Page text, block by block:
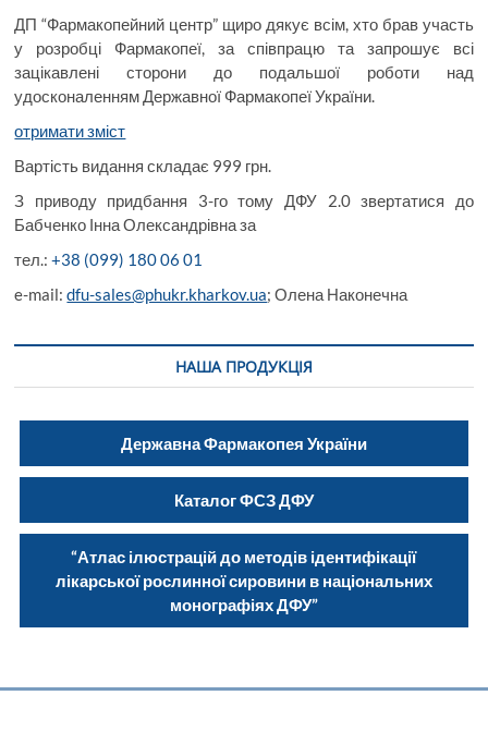
ДП “Фармакопейний центр” щиро дякує всім, хто брав участь
у розробці Фармакопеї, за співпрацю та запрошує всі
зацікавлені сторони до подальшої роботи над
удосконаленням Державної Фармакопеї України.
отримати зміст
Вартість видання складає 999 грн.
З приводу придбання 3-го тому ДФУ 2.0 звертатися до
Бабченко Інна Олександрівна за
тел.:+38 (099) 180 06 01
e-mail:dfu-sales@phukr.kharkov.ua; Олена Наконечна
НАША ПРОДУКЦІЯ
Державна Фармакопея України
Каталог ФСЗ ДФУ
“Атлас ілюстрацій до методів ідентифікації
лікарської рослинної сировини в національних
монографіях ДФУ”